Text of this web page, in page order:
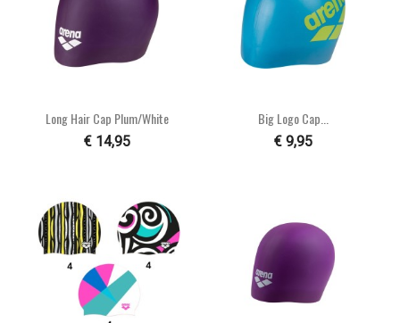
Long Hair Cap Plum/white
€ 14,95
Big Logo Cap...
€ 9,95